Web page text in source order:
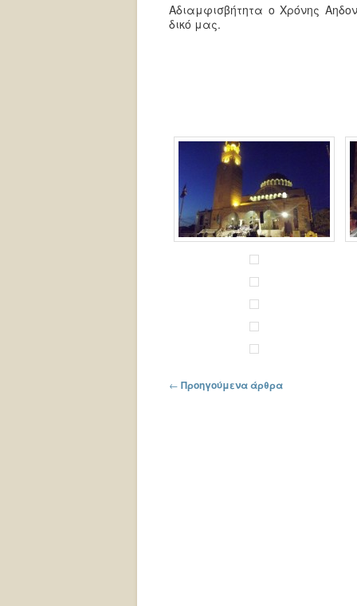
Αδιαμφισβήτητα ο Χρόνης
δικό μας.
Πλοήγηση στα άρθρα
← Προηγούμενα άρθρα